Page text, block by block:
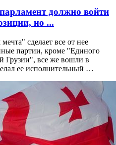
должно войти
но ...
сделает все от нее
партии, кроме "Единого
Грузии", все же вошли в
ее исполнительный …